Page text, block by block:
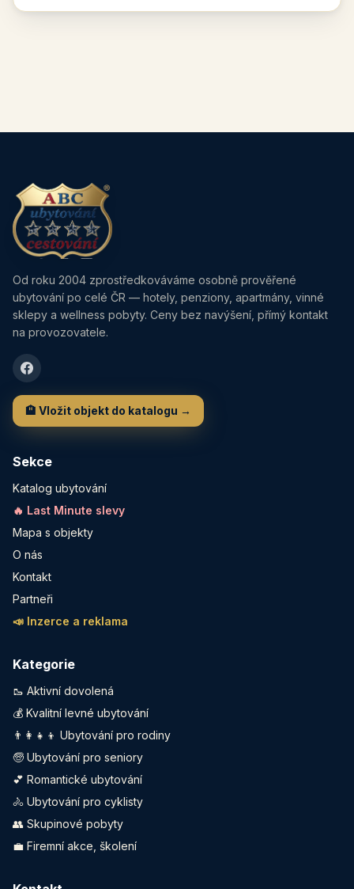
Od roku 2004 zprostředkováváme osobně prověřené
ubytování po celé ČR — hotely, penziony, apartmány, vinné
sklepy a wellness pobyty. Ceny bez navýšení, přímý kontakt
na provozovatele.
🏨 Vložit objekt do katalogu →
Sekce
Katalog ubytování
🔥 Last Minute slevy
Mapa s objekty
O nás
Kontakt
Partneři
📣 Inzerce a reklama
Kategorie
🥾 Aktivní dovolená
💰 Kvalitní levné ubytování
👨‍👩‍👧‍👦 Ubytování pro rodiny
🧓 Ubytování pro seniory
💕 Romantické ubytování
🚴 Ubytování pro cyklisty
👥 Skupinové pobyty
💼 Firemní akce, školení